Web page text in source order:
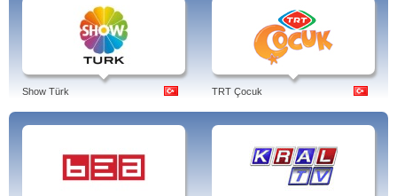
Show Türk TRT Çocuk